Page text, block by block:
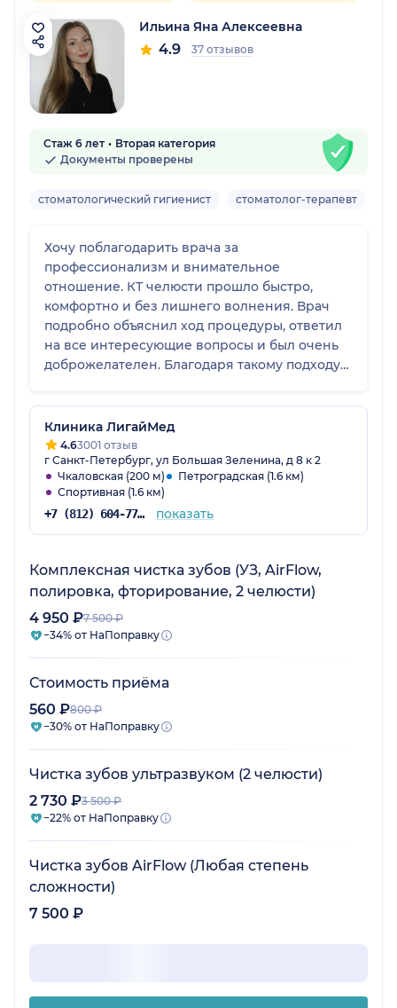
Ильина Яна Алексеевна
4.9 37 отзывов
Стаж 6 лет
Вторая категория
Документы проверены
стоматологический гигиенист стоматолог-терапевт
Хочу поблагодарить врача за
профессионализм и внимательное
отношение. КТ челюсти прошло быстро,
комфортно и без лишнего волнения. Врач
подробно объяснил ход процедуры, ответил
на все интересующие вопросы и был очень
доброжелателен. Благодаря такому подходу
качественную работу и заботу о пациентах.
Остались только положительные
впечатления!
Клиника ЛигайМед
4.63001 отзыв
г Санкт-Петербург, ул Большая Зеленина, д 8 к 2
Чкаловская (200 м)
Петроградская (1.6 км)
Спортивная (1.6 км)
+7 (812) 604-77-48 показать
Комплексная чистка зубов (УЗ, AirFlow,
полировка, фторирование, 2 челюсти)
4 950 ₽7 500 ₽
−34% от НаПоправку
Стоимость приёма
560 ₽800 ₽
−30% от НаПоправку
Чистка зубов ультразвуком (2 челюсти)
2 730 ₽3 500 ₽
−22% от НаПоправку
Чистка зубов AirFlow (Любая степень
сложности)
7 500 ₽